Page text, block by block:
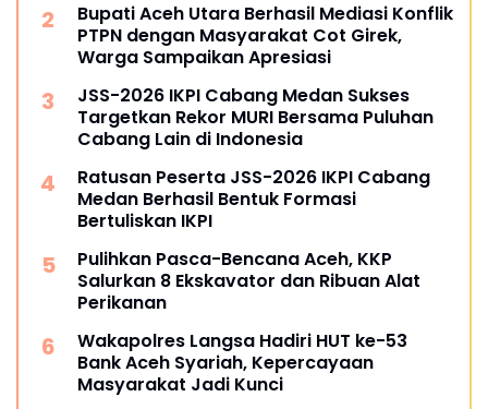
Bupati Aceh Utara Berhasil Mediasi Konflik
PTPN dengan Masyarakat Cot Girek,
Warga Sampaikan Apresiasi
JSS-2026 IKPI Cabang Medan Sukses
Targetkan Rekor MURI Bersama Puluhan
Cabang Lain di Indonesia
Ratusan Peserta JSS-2026 IKPI Cabang
Medan Berhasil Bentuk Formasi
Bertuliskan IKPI
Pulihkan Pasca-Bencana Aceh, KKP
Salurkan 8 Ekskavator dan Ribuan Alat
Perikanan
Wakapolres Langsa Hadiri HUT ke-53
Bank Aceh Syariah, Kepercayaan
Masyarakat Jadi Kunci